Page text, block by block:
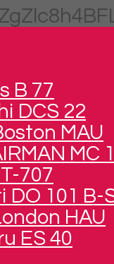
B 77
DCS 22
MAU
MC
707
DO 101 B-
HAU
ES 40